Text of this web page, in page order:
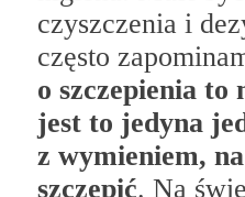
czyszczenia i
często
o szczepienia to
jest to jedyna
z wymieniem,
szczepić. Na